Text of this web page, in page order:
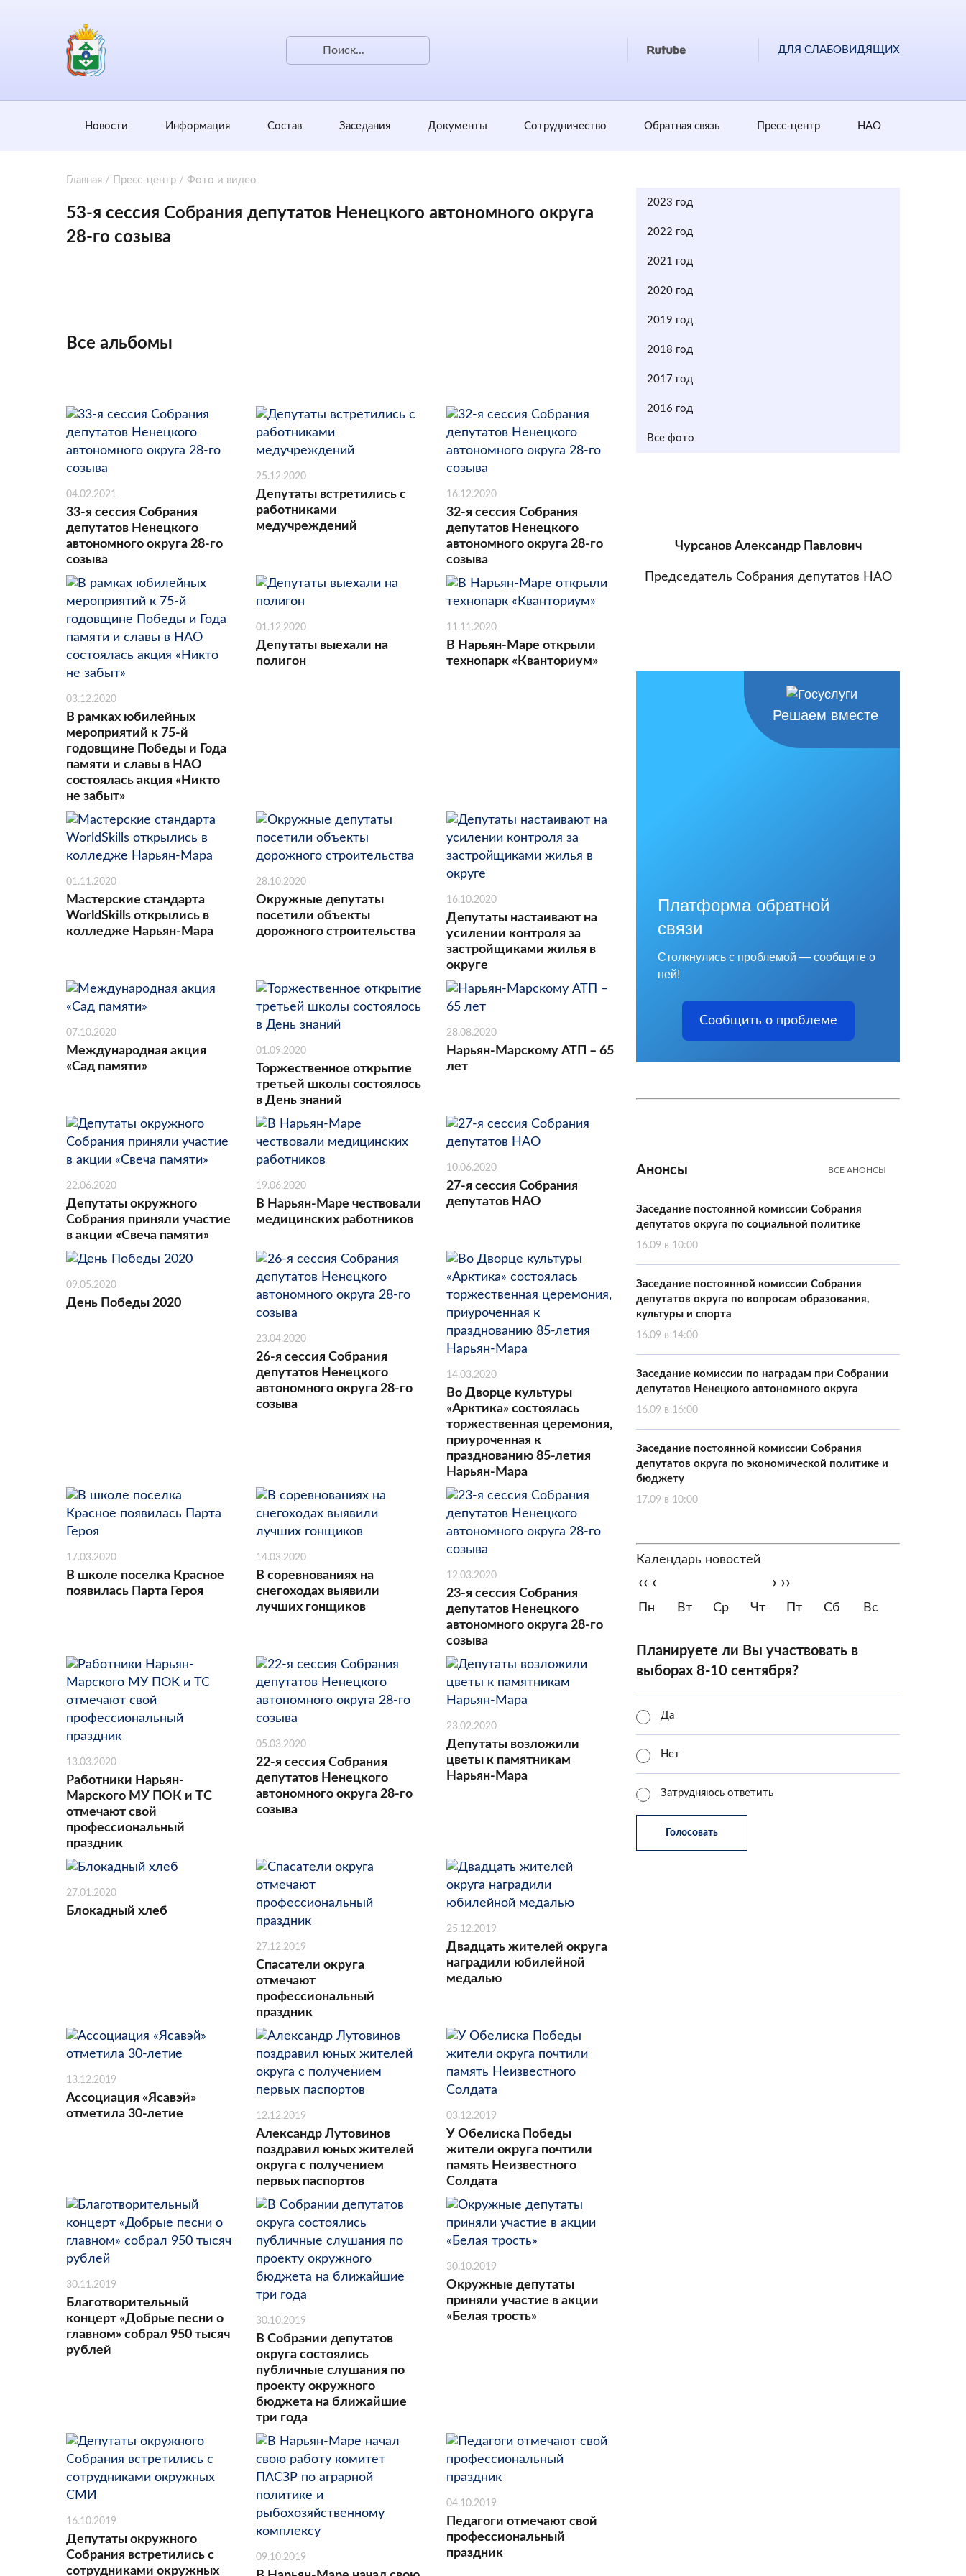
ДЛЯ СЛАБОВИДЯЩИХ
Новости Информация Состав Заседания Документы Сотрудничество Обратная cвязь Пресс-центр НАО
Главная / Пресс-центр / Фото и видео
53-я сессия Собрания депутатов Ненецкого автономного округа
28-го созыва
Все альбомы
04.02.2021
33-я сессия Собрания
депутатов Ненецкого
автономного округа 28-го
созыва
25.12.2020
Депутаты встретились с
работниками
медучреждений
16.12.2020
32-я сессия Собрания
депутатов Ненецкого
автономного округа 28-го
созыва
03.12.2020
В рамках юбилейных
мероприятий к 75-й
годовщине Победы и Года
памяти и славы в НАО
состоялась акция «Никто
не забыт»
01.12.2020
Депутаты выехали на
полигон
11.11.2020
В Нарьян-Маре открыли
технопарк «Кванториум»
01.11.2020
Мастерские стандарта
WorldSkills открылись в
колледже Нарьян-Мара
28.10.2020
Окружные депутаты
посетили объекты
дорожного строительства
16.10.2020
Депутаты настаивают на
усилении контроля за
застройщиками жилья в
округе
07.10.2020
Международная акция
«Сад памяти»
01.09.2020
Торжественное открытие
третьей школы состоялось
в День знаний
28.08.2020
Нарьян-Марскому АТП – 65
лет
22.06.2020
Депутаты окружного
Собрания приняли участие
в акции «Свеча памяти»
19.06.2020
В Нарьян-Маре чествовали
медицинских работников
10.06.2020
27-я сессия Собрания
депутатов НАО
09.05.2020
День Победы 2020
23.04.2020
26-я сессия Собрания
депутатов Ненецкого
автономного округа 28-го
созыва
14.03.2020
Во Дворце культуры
«Арктика» состоялась
торжественная церемония,
приуроченная к
празднованию 85-летия
Нарьян-Мара
17.03.2020
В школе поселка Красное
появилась Парта Героя
14.03.2020
В соревнованиях на
снегоходах выявили
лучших гонщиков
12.03.2020
23-я сессия Собрания
депутатов Ненецкого
автономного округа 28-го
созыва
13.03.2020
Работники Нарьян-
Марского МУ ПОК и ТС
отмечают свой
профессиональный
праздник
05.03.2020
22-я сессия Собрания
депутатов Ненецкого
автономного округа 28-го
созыва
23.02.2020
Депутаты возложили
цветы к памятникам
Нарьян-Мара
27.01.2020
Блокадный хлеб
27.12.2019
Спасатели округа
отмечают
профессиональный
праздник
25.12.2019
Двадцать жителей округа
наградили юбилейной
медалью
13.12.2019
Ассоциация «Ясавэй»
отметила 30-летие
12.12.2019
Александр Лутовинов
поздравил юных жителей
округа с получением
первых паспортов
03.12.2019
У Обелиска Победы
жители округа почтили
память Неизвестного
Солдата
30.11.2019
Благотворительный
концерт «Добрые песни о
главном» собрал 950 тысяч
рублей
30.10.2019
В Собрании депутатов
округа состоялись
публичные слушания по
проекту окружного
бюджета на ближайшие
три года
30.10.2019
Окружные депутаты
приняли участие в акции
«Белая трость»
16.10.2019
Депутаты окружного
Собрания встретились с
сотрудниками окружных
09.10.2019
04.10.2019
Педагоги отмечают свой
профессиональный
праздник
2023 год
2022 год
2021 год
2020 год
2019 год
2018 год
2017 год
2016 год
Все фото
Чурсанов Александр Павлович
Председатель Собрания депутатов НАО
Решаем вместе
Платформа обратной
связи
Столкнулись с проблемой — сообщите о
ней!
Сообщить о проблеме
Анонсы ВСЕ АНОНСЫ
Заседание постоянной комиссии Собрания
депутатов округа по социальной политике
16.09 в 10:00
Заседание постоянной комиссии Собрания
депутатов округа по вопросам образования,
культуры и спорта
16.09 в 14:00
Заседание комиссии по наградам при Собрании
депутатов Ненецкого автономного округа
16.09 в 16:00
Заседание постоянной комиссии Собрания
депутатов округа по экономической политике и
бюджету
17.09 в 10:00
Календарь новостей
‹‹ ‹ › ››
Пн Вт Ср Чт Пт Сб Вс
Планируете ли Вы участвовать в
выборах 8-10 сентября?
Да
Нет
Затрудняюсь ответить